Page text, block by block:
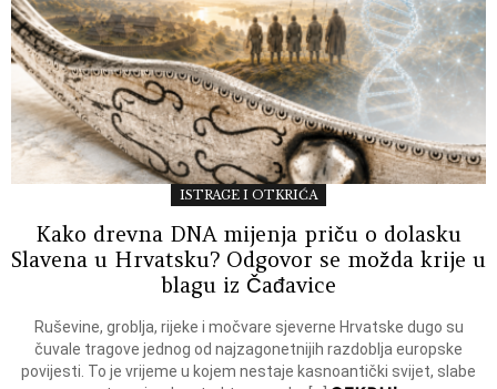
ISTRAGE I OTKRIĆA
Kako drevna DNA mijenja priču o dolasku
Slavena u Hrvatsku? Odgovor se možda krije u
blagu iz Čađavice
Ruševine, groblja, rijeke i močvare sjeverne Hrvatske dugo su
čuvale tragove jednog od najzagonetnijih razdoblja europske
povijesti. To je vrijeme u kojem nestaje kasnoantički svijet, slabe